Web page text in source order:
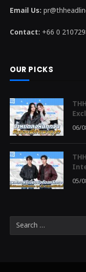
Email Us:
Contact: +66 0
OUR PICKS
06/
05/